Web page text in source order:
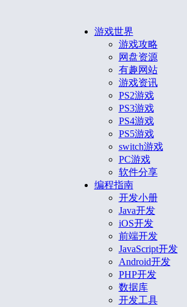
游戏世界
游戏攻略
网盘资源
有趣网站
游戏资讯
PS2游戏
PS3游戏
PS4游戏
PS5游戏
switch游戏
PC游戏
软件分享
编程指南
开发小册
Java开发
iOS开发
前端开发
JavaScript开发
Android开发
PHP开发
数据库
开发工具